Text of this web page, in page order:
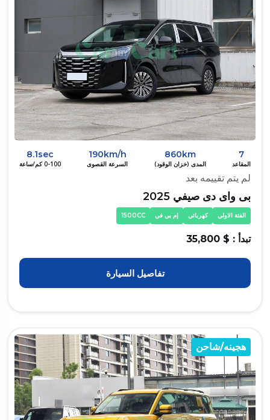
7
المقاعد
860km
المدى (خزان الوقود)
190km/h
السرعة القصوى
8.1sec
0-100 كم/ساعة
لم يتم تقييمه بعد
بى واى دى صيفي 2025
الفئة الاولي كهربائي إم بي في 1500CC
تبدأ : $ 35,800
تفاصيل السيارة
هجينه/شاحن